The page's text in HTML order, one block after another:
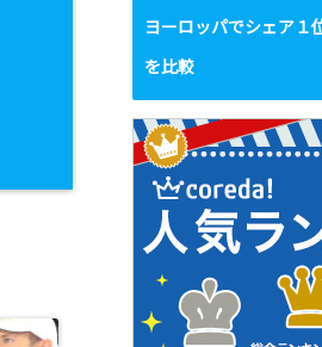
ヨーロッパでシェア１
を比較